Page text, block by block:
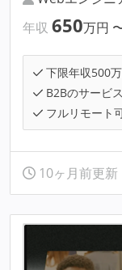
年収 650万円
下限年収500
B2Bのサービ
フルリモート
10ヶ月前更新